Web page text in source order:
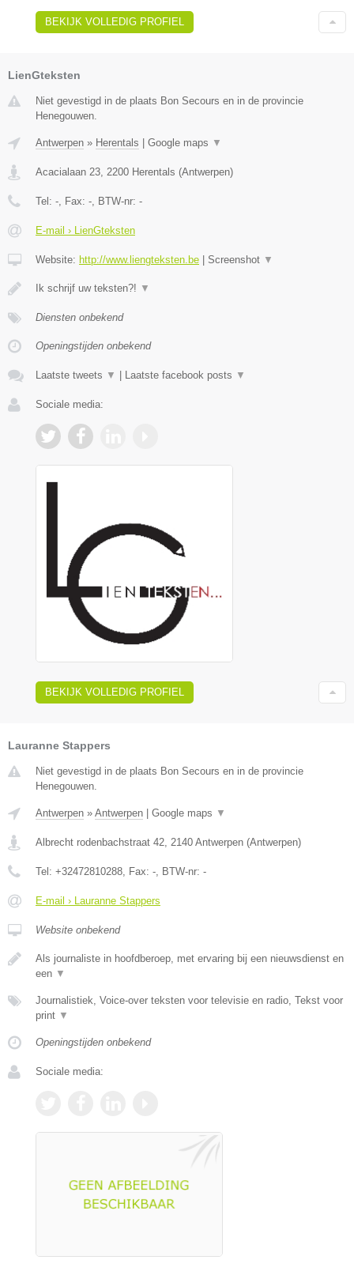
BEKIJK VOLLEDIG PROFIEL
LienGteksten
Niet gevestigd in de plaats Bon Secours en in de provincie
Henegouwen.
Antwerpen » Herentals | Google maps ▼
Acacialaan 23 2200 Herentals (Antwerpen)
Tel: - , Fax: - , BTW-nr: -
E-mail › LienGteksten
Website: http://www.liengteksten.be | Screenshot ▼
Ik schrijf uw teksten?! ▼
Diensten onbekend
Openingstijden onbekend
Laatste tweets ▼ | Laatste facebook posts ▼
Sociale media:
BEKIJK VOLLEDIG PROFIEL
Lauranne Stappers
Niet gevestigd in de plaats Bon Secours en in de provincie
Henegouwen.
Antwerpen » Antwerpen | Google maps ▼
Albrecht rodenbachstraat 42 2140 Antwerpen (Antwerpen)
Tel: +32472810288 , Fax: - , BTW-nr: -
E-mail › Lauranne Stappers
Website onbekend
Als journaliste in hoofdberoep, met ervaring bij een nieuwsdienst en
een ▼
Journalistiek, Voice-over teksten voor televisie en radio, Tekst voor
print ▼
Openingstijden onbekend
Sociale media: